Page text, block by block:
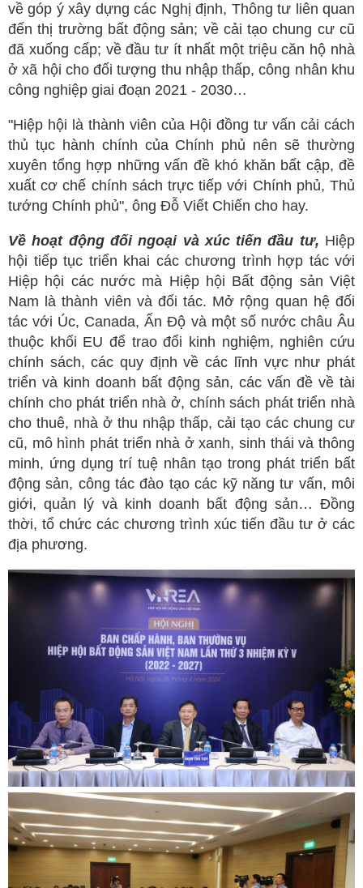
về góp ý xây dựng các Nghị định, Thông tư liên quan
đến thị trường bất động sản; về cải tạo chung cư cũ
đã xuống cấp; về đầu tư ít nhất một triệu căn hộ nhà
ở xã hội cho đối tượng thu nhập thấp, công nhân khu
công nghiệp giai đoạn 2021 - 2030…
"Hiệp hội là thành viên của Hội đồng tư vấn cải cách
thủ tục hành chính của Chính phủ nên sẽ thường
xuyên tổng hợp những vấn đề khó khăn bất cập, đề
xuất cơ chế chính sách trực tiếp với Chính phủ, Thủ
tướng Chính phủ", ông Đỗ Viết Chiến cho hay.
Về hoạt động đối ngoại và xúc tiến đầu tư, Hiệp
hội tiếp tục triển khai các chương trình hợp tác với
Hiệp hội các nước mà Hiệp hội Bất động sản Việt
Nam là thành viên và đối tác. Mở rộng quan hệ đối
tác với Úc, Canada, Ấn Độ và một số nước châu Âu
thuộc khối EU để trao đổi kinh nghiệm, nghiên cứu
chính sách, các quy định về các lĩnh vực như phát
triển và kinh doanh bất động sản, các vấn đề về tài
chính cho phát triển nhà ở, chính sách phát triển nhà
cho thuê, nhà ở thu nhập thấp, cải tạo các chung cư
cũ, mô hình phát triển nhà ở xanh, sinh thái và thông
minh, ứng dụng trí tuệ nhân tạo trong phát triển bất
động sản, công tác đào tạo các kỹ năng tư vấn, môi
giới, quản lý và kinh doanh bất động sản… Đồng
thời, tổ chức các chương trình xúc tiến đầu tư ở các
địa phương.